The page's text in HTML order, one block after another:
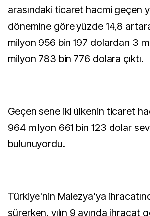
arasındaki ticaret hacmi geçen
dönemine göre yüzde 14,8
milyon 956 bin 197 dolardan 3
milyon 783 bin 776 dolara çıktı.
Geçen sene iki ülkenin ticaret
964 milyon 661 bin 123 dolar
bulunuyordu.
Türkiye'nin Malezya'ya
sürerken, yılın 9 ayında ihracat